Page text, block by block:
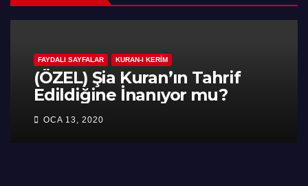
FAYDALI SAYFALAR KURAN-I KERIM
(ÖZEL) Şia Kuran’ın Tahrif
Edildiğine İnanıyor mu?
OCA 13, 2020